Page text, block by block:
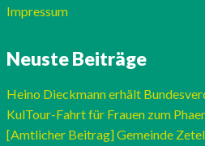
Impressum
Neuste Beiträge
Heino Dieckmann erhält
KulTour-Fahrt für Frauen zum
[Amtlicher Beitrag] Gemeinde